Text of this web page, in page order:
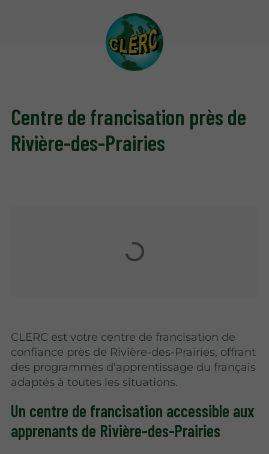
Centre de francisation près de
Rivière-des-Prairies
CLERC est votre centre de francisation de
confiance près de Rivière-des-Prairies, offrant
des programmes d'apprentissage du français
adaptés à toutes les situations.
Un centre de francisation accessible aux
apprenants de Rivière-des-Prairies